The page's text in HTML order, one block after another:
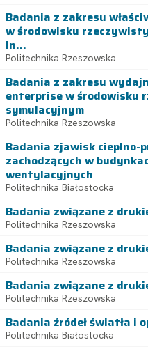
Badania z zakresu
w środowisku
In...
Politechnika Rzeszowska
Badania z zakresu
enterprise w środowisku
symulacyjnym
Politechnika Rzeszowska
Badania zjawisk cieplno-
zachodzących w
wentylacyjnych
Politechnika Białostocka
Badania związane z
Politechnika Rzeszowska
Badania związane z
Politechnika Rzeszowska
Badania związane z
Politechnika Rzeszowska
Badania źródeł światła i
Politechnika Białostocka